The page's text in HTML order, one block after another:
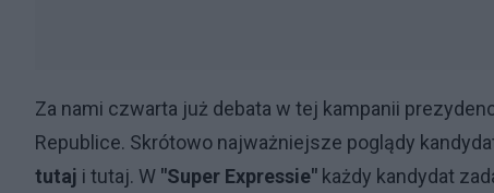
Za nami czwarta już debata w tej kampanii
Republice. Skrótowo najważniejsze poglądy
tutaj i tutaj. W "Super Expressie" każdy kandydat